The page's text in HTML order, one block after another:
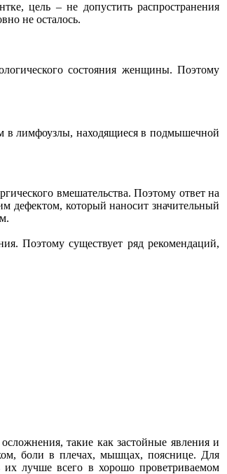
цель – не допустить распространения
не осталось.
состояния женщины. Поэтому
в лимфоузлы, находящиеся в подмышечной
вмешательства. Поэтому ответ на
дефектом, который наносит значительный
Поэтому существует ряд рекомендаций,
такие как застойные явления и
боли в плечах, мышцах, пояснице. Для
лучше всего в хорошо проветриваемом